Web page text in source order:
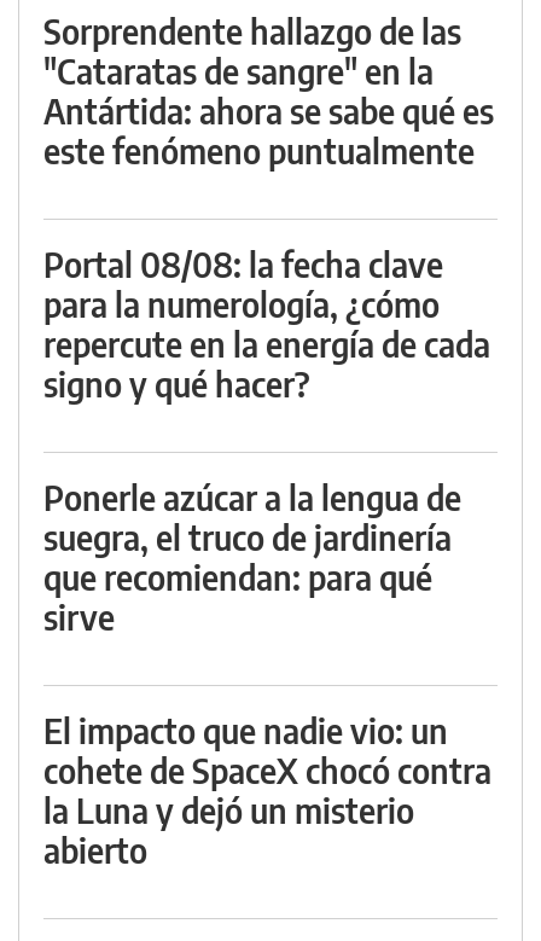
Sorprendente hallazgo de las
"Cataratas de sangre" en la
Antártida: ahora se sabe qué es
este fenómeno puntualmente
Portal 08/08: la fecha clave
para la numerología, ¿cómo
repercute en la energía de cada
signo y qué hacer?
Ponerle azúcar a la lengua de
suegra, el truco de jardinería
que recomiendan: para qué
sirve
El impacto que nadie vio: un
cohete de SpaceX chocó contra
la Luna y dejó un misterio
abierto